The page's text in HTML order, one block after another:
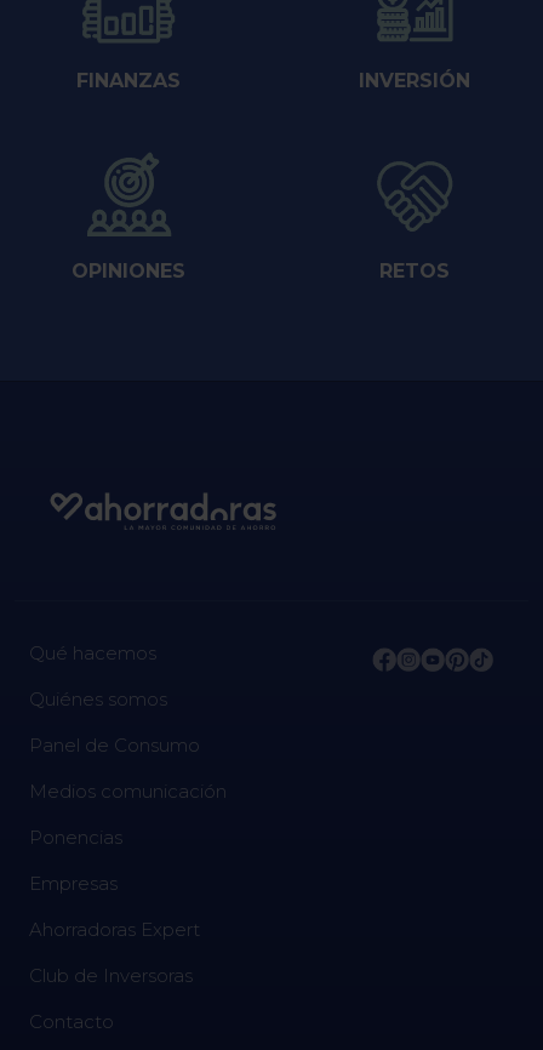
FINANZAS INVERSIÓN
OPINIONES RETOS
Qué hacemos
Quiénes somos
Panel de Consumo
Medios comunicación
Ponencias
Empresas
Ahorradoras Expert
Club de Inversoras
Contacto